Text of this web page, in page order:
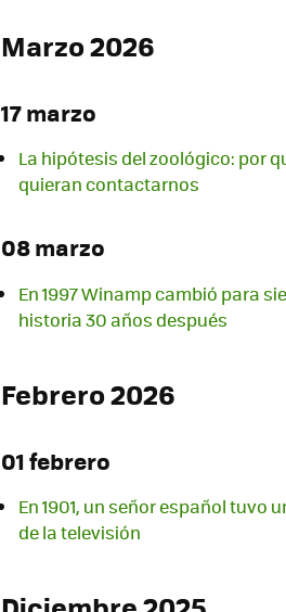
Marzo 2026
17 marzo
La hipótesis del zoológico: por
quieran contactarnos
08 marzo
En 1997 Winamp cambió para
historia 30 años después
Febrero 2026
01 febrero
En 1901, un señor español tuvo
de la televisión